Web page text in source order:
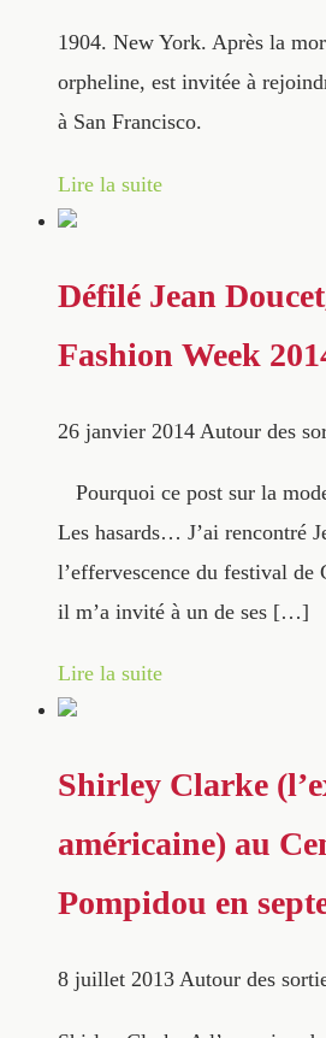
1904. New York. Après la
orpheline, est invitée à
à San Francisco.
Lire la suite
Défilé Jean
Fashion Week
26 janvier 2014 Autour des
Pourquoi ce post sur la
Les hasards… J’ai rencontré
l’effervescence du festival de
il m’a invité à un de ses […]
Lire la suite
Shirley Clarke
américaine) au
Pompidou en
8 juillet 2013 Autour des